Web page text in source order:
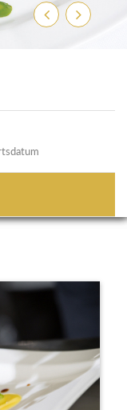
ZurückWeiter